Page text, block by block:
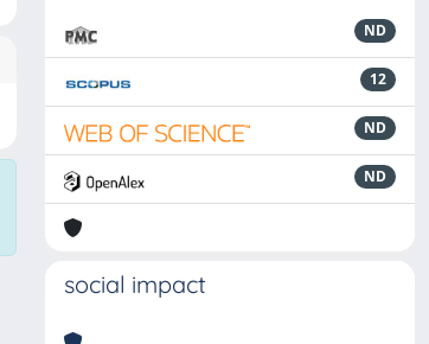
ND
12
ND
ND
social impact